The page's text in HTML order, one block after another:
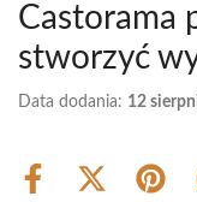
Castorama
stworzyć
Data dodania: 12
Share
Share Share